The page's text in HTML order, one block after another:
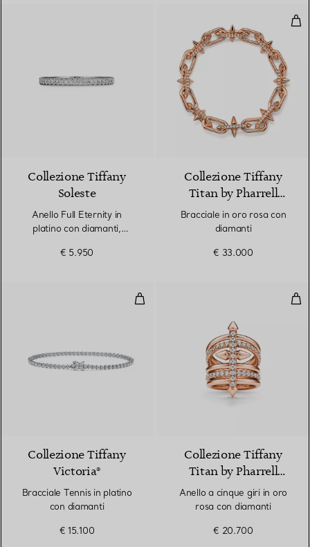
3 Materiali
Collezione Tiffany
Soleste
Anello Full Eternity in
platino con diamanti,
€ 5.950
Collezione Tiffany
Titan by Pharrell
Williams
Bracciale in oro rosa con
diamanti
€ 33.000
Bracciale Tennis in platino con
Collezione Tiffany
Victoria®
Bracciale Tennis in platino
con diamanti
€ 15.100
Collezione Tiffany
Titan by Pharrell
Williams
Anello a cinque giri in oro
rosa con diamanti
€ 20.700